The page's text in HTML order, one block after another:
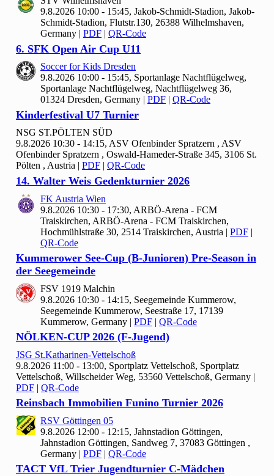
9.8.2026 10:00 - 15:45, Jakob-Schmidt-Stadion, Jakob-
Schmidt-Stadion, Flutstr.130, 26388 Wilhelmshaven,
Germany | PDF | QR-Code
6. SFK Open Air Cup U11
Soccer for Kids Dresden
9.8.2026 10:00 - 15:45, Sportanlage Nachtflügelweg,
Sportanlage Nachtflügelweg, Nachtflügelweg 36,
01324 Dresden, Germany | PDF | QR-Code
Kinderfestival U7 Turnier
NSG ST.PÖLTEN SÜD
9.8.2026 10:30 - 14:15, ASV Ofenbinder Spratzern , ASV
Ofenbinder Spratzern , Oswald-Hameder-Straße 345, 3106 St.
Pölten , Austria | PDF | QR-Code
14. Walter Weis Gedenkturnier 2026
FK Austria Wien
9.8.2026 10:30 - 17:30, ARBÖ-Arena - FCM
Traiskirchen, ARBÖ-Arena - FCM Traiskirchen,
Hochmühlstraße 30, 2514 Traiskirchen, Austria | PDF |
QR-Code
Kummerower See-Cup (B-Junioren) Pre-Season in
der Seegemeinde
FSV 1919 Malchin
9.8.2026 10:30 - 14:15, Seegemeinde Kummerow,
Seegemeinde Kummerow, Seestraße 17, 17139
Kummerow, Germany | PDF | QR-Code
NÖLKEN-CUP 2026 (F-Jugend)
JSG St.Katharinen-Vettelschoß
9.8.2026 11:00 - 13:00, Sportplatz Vettelschoß, Sportplatz
Vettelschoß, Willscheider Weg, 53560 Vettelschoß, Germany |
PDF | QR-Code
Reinsbach Immobilien Funino Turnier 2026
RSV Göttingen 05
9.8.2026 12:00 - 12:15, Jahnstadion Göttingen,
Jahnstadion Göttingen, Sandweg 7, 37083 Göttingen ,
Germany | PDF | QR-Code
TACT VfL Trier Jugendturnier C-Mädchen